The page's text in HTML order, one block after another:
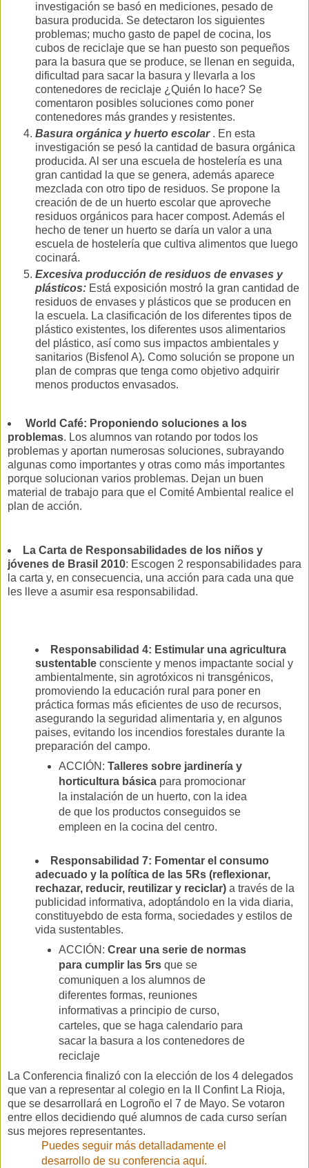
investigación se basó en mediciones, pesado de
basura producida. Se detectaron los siguientes
problemas; mucho gasto de papel de cocina, los
cubos de reciclaje que se han puesto son pequeños
para la basura que se produce, se llenan en seguida,
dificultad para sacar la basura y llevarla a los
contenedores de reciclaje ¿Quién lo hace? Se
comentaron posibles soluciones como poner
contenedores más grandes y resistentes.
Basura orgánica y huerto escolar . En esta
investigación se pesó la cantidad de basura orgánica
producida. Al ser una escuela de hostelería es una
gran cantidad la que se genera, además aparece
mezclada con otro tipo de residuos. Se propone la
creación de de un huerto escolar que aproveche
residuos orgánicos para hacer compost. Además el
hecho de tener un huerto se daría un valor a una
escuela de hostelería que cultiva alimentos que luego
cocinará.
Excesiva producción de residuos de envases y
plásticos: Está exposición mostró la gran cantidad de
residuos de envases y plásticos que se producen en
la escuela. La clasificación de los diferentes tipos de
plástico existentes, los diferentes usos alimentarios
del plástico, así como sus impactos ambientales y
sanitarios (Bisfenol A). Como solución se propone un
plan de compras que tenga como objetivo adquirir
menos productos envasados.
World Café: Proponiendo soluciones a los
problemas. Los alumnos van rotando por todos los
problemas y aportan numerosas soluciones, subrayando
algunas como importantes y otras como más importantes
porque solucionan varios problemas. Dejan un buen
material de trabajo para que el Comité Ambiental realice el
plan de acción.
La Carta de Responsabilidades de los niños y
jóvenes de Brasil 2010: Escogen 2 responsabilidades para
la carta y, en consecuencia, una acción para cada una que
les lleve a asumir esa responsabilidad.
Responsabilidad 4: Estimular una agricultura
sustentable consciente y menos impactante social y
ambientalmente, sin agrotóxicos ni transgénicos,
promoviendo la educación rural para poner en
práctica formas más eficientes de uso de recursos,
asegurando la seguridad alimentaria y, en algunos
paises, evitando los incendios forestales durante la
preparación del campo.
ACCIÓN: Talleres sobre jardinería y
horticultura básicapara promocionar
la instalación de un huerto, con la idea
de que los productos conseguidos se
empleen en la cocina del centro.
Responsabilidad 7: Fomentar el consumo
adecuado y la política de las 5Rs (reflexionar,
rechazar, reducir, reutilizar y reciclar) a través de la
publicidad informativa, adoptándolo en la vida diaria,
constituyebdo de esta forma, sociedades y estilos de
vida sustentables.
ACCIÓN: Crear una serie de normas
para cumplir las 5rsque se
comuniquen a los alumnos de
diferentes formas, reuniones
informativas a principio de curso,
carteles, que se haga calendario para
sacar la basura a los contenedores de
reciclaje
La Conferencia finalizó con la elección de los 4 delegados
que van a representar al colegio en la II Confint La Rioja,
que se desarrollará en Logroño el 7 de Mayo. Se votaron
entre ellos decidiendo qué alumnos de cada curso serían
sus mejores representantes.
Puedes seguir más detalladamente el
desarrollo de su conferencia aquí.